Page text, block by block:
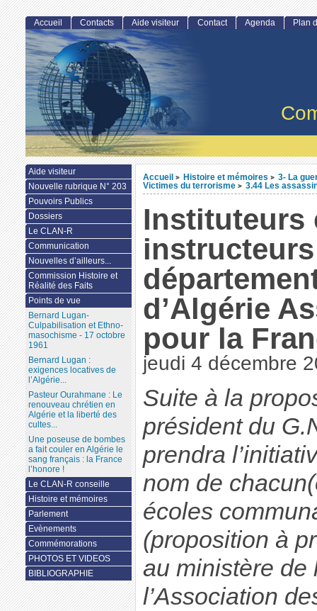
Accueil > Histoire et mémoires > 3- La
Victimes du terrorisme > 3.44 Les
Instituteurs
d’Algérie
pour la
jeudi 4 décembre
Suite à la
président du
prendra
nom de
écoles
(proposition à
au ministère de
l’Association
Accueil Contacts Aide visiteur Contact Agenda Plan
Aide visiteur
Nouvelle rubrique N° 203
Pouvoirs Publics
Dossiers
Le CLAN-R
Communication
Nouvelles d’ailleurs...
Commission Histoire et
Réalité des Faits
Points de vue
Bernard Lugan-
Culpabilisation et Ethno-
masochisme - 17 octobre
1961
Bernard Lugan :
exigences locatives de
l’Algérie...
Pasteur Ourahmane : Le
renouveau chrétien en
Algérie et la liberté des
cultes...
Une poseuse de bombes
a fait couler en Algérie le
sang français : la France
l’honore !
Le CLAN-R conseille
Histoire et mémoires
Parlement
Evènements
Commémorations
PHOTOS ET VIDEOS
BIBLIOGRAPHIE